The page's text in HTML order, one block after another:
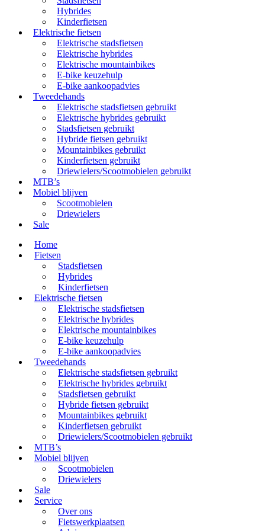
Hybrides
Kinderfietsen
Elektrische fietsen
Elektrische stadsfietsen
Elektrische hybrides
Elektrische mountainbikes
E-bike keuzehulp
E-bike aankoopadvies
Tweedehands
Elektrische stadsfietsen gebruikt
Elektrische hybrides gebruikt
Stadsfietsen gebruikt
Hybride fietsen gebruikt
Mountainbikes gebruikt
Kinderfietsen gebruikt
Driewielers/Scootmobielen gebruikt
MTB’s
Mobiel blijven
Scootmobielen
Driewielers
Sale
Home
Fietsen
Stadsfietsen
Hybrides
Kinderfietsen
Elektrische fietsen
Elektrische stadsfietsen
Elektrische hybrides
Elektrische mountainbikes
E-bike keuzehulp
E-bike aankoopadvies
Tweedehands
Elektrische stadsfietsen gebruikt
Elektrische hybrides gebruikt
Stadsfietsen gebruikt
Hybride fietsen gebruikt
Mountainbikes gebruikt
Kinderfietsen gebruikt
Driewielers/Scootmobielen gebruikt
MTB’s
Mobiel blijven
Scootmobielen
Driewielers
Sale
Service
Over ons
Fietswerkplaatsen